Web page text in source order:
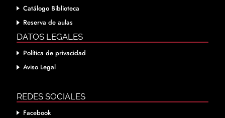
Catálogo Biblioteca
Reserva de aulas
DATOS LEGALES
Política de privacidad
Aviso Legal
REDES SOCIALES
Facebook